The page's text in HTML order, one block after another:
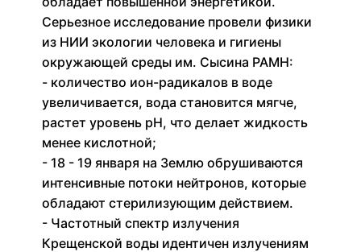
Серьезное исследование провели физики
из НИИ экологии человека и гигиены
окружающей среды им. Сысина РАМН:
- количество ион-радикалов в воде
увеличивается, вода становится мягче,
растет уровень pH, что делает жидкость
менее кислотной;
- 18 - 19 января на Землю обрушиваются
интенсивные потоки нейтронов, которые
обладают стерилизующим действием.
- Частотный спектр излучения
Крещенской воды идентичен излучениям